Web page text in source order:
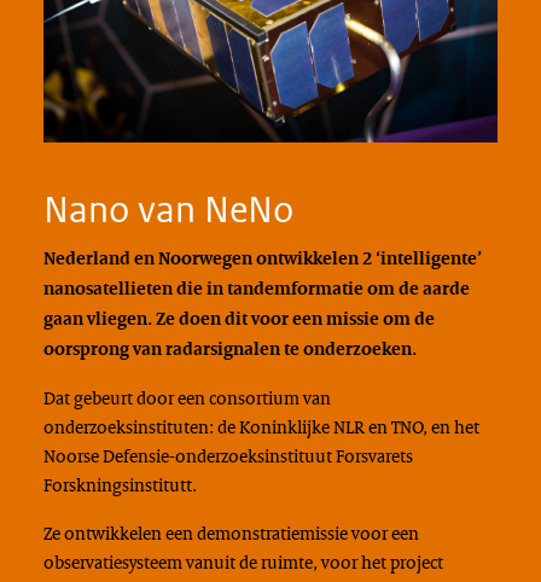
Nano van NeNo
Nederland en Noorwegen ontwikkelen 2 ‘intelligente’
nanosatellieten die in tandemformatie om de aarde
gaan vliegen. Ze doen dit voor een missie om de
oorsprong van radarsignalen te onderzoeken.
Dat gebeurt door een consortium van
onderzoeksinstituten: de Koninklijke NLR en TNO, en het
Noorse Defensie-onderzoeksinstituut Forsvarets
Forskningsinstitutt.
Ze ontwikkelen een demonstratiemissie voor een
observatiesysteem vanuit de ruimte, voor het project